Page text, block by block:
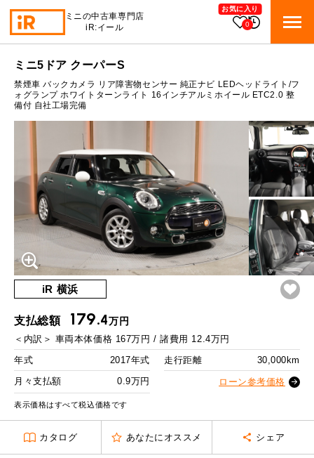
ミニの中古車専門店
iR:イール
お気に入り
0
ROVER MINI
TRADE 買取
TOP
iRの買取が他社よりも高い理由
必要書類
買取Q&A
iRで愛車を売却されたお客様の声
BMWミニ買取査定依頼
ローバーミニ買取査定依頼
MAINTENANCE メンテナンス
TOP
BMWミニ メンテナンス
ローバーミニ メンテナンス
最近の修理実績
BLOG & MEDIA ブログ＆メディア
TOP
MINI Blog スタッフブログ
User's Voice 購入者様の声
Part's Report パーツ販売のご案内
Movie 動画一覧
MINI KNOWLEDGE
TOP
BMWミニナレッジ
ローバーミニナレッジ
ABOUT iR iRについて
スタッフ紹介
MAP
リクルート
RECRUIT 採用情報
お問い合わせ サイトマップ
営業時間
10:00～18:00
定休日
月曜日（祝日の場合は火曜日）
ローン参考価格
通常ローンの場合
月々支払額 1.4 万円
総支払額 213.4 万円
頭金 万円
支払回数 84 回
ボーナス支払回数/年 2 回
内訳
1回目 13,613 円
2回目以降
ボーナス月追加額 50,000
ボーナス月数 14 回
残価ローンの場合
月々支払額 0.9 万円
ミニ5ドア クーパーS
禁煙車 バックカメラ リア障害物センサー 純正ナビ LEDヘッドライト/フ
ォグランプ ホワイトターンライト 16インチアルミホイール ETC2.0 整
備付 自社工場完備
iR 横浜
支払総額 179.4万円
＜内訳＞ 車両本体価格 167万円 / 諸費用 12.4万円
年式
2017年式 走行距離
30,000km
月々支払額
0.9万円 ローン参考価格
表示価格はすべて税込価格です
カタログ あなたにオススメ シェア